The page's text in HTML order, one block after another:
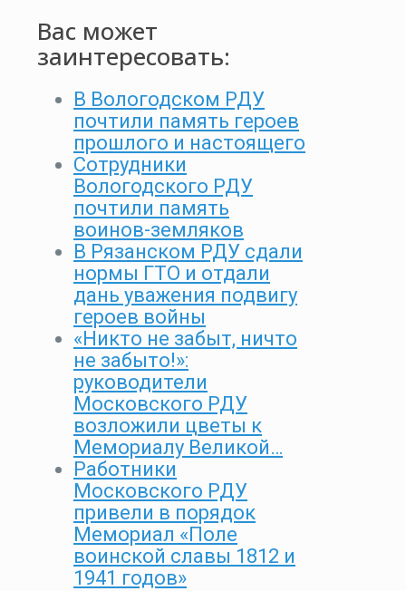
Вас может
заинтересовать:
В Вологодском РДУ
почтили память героев
прошлого и настоящего
Сотрудники
Вологодского РДУ
почтили память
воинов-земляков
В Рязанском РДУ сдали
нормы ГТО и отдали
дань уважения подвигу
героев войны
«Никто не забыт, ничто
не забыто!»:
руководители
Московского РДУ
возложили цветы к
Мемориалу Великой…
Работники
Московского РДУ
привели в порядок
Мемориал «Поле
воинской славы 1812 и
1941 годов»